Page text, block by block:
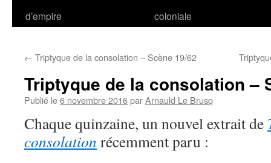
d’empire
coloniale
← Triptyque de la consolation – Scène 19/62
Triptyque de la consolation –
Publié le6 novembre 2016parArnauld Le Brusq
Chaque quinzaine, un nouvel extrait de
consolation récemment paru :